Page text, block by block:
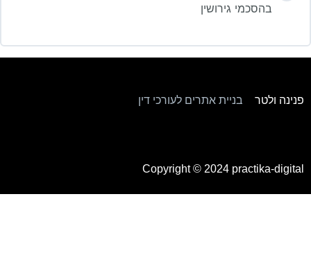
בהסכמי גירושין
פנינה ולטר– בניית אתרים לעורכי דין
Copyright © 2024practika-digital